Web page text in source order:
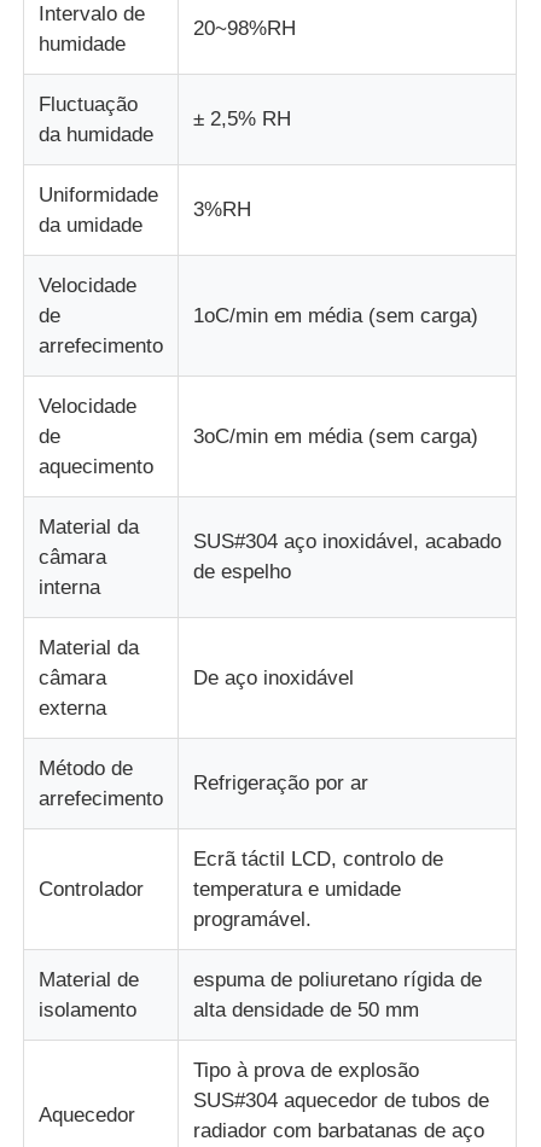
Intervalo de
humidade
20~98%RH
Fluctuação
da humidade
± 2,5% RH
Uniformidade
da umidade
3%RH
Velocidade
de
arrefecimento
1oC/min em média (sem carga)
Velocidade
de
aquecimento
3oC/min em média (sem carga)
Material da
câmara
interna
SUS#304 aço inoxidável, acabado
de espelho
Material da
câmara
externa
De aço inoxidável
Método de
arrefecimento
Refrigeração por ar
Controlador
Ecrã táctil LCD, controlo de
temperatura e umidade
programável.
Material de
isolamento
espuma de poliuretano rígida de
alta densidade de 50 mm
Aquecedor
Tipo à prova de explosão
SUS#304 aquecedor de tubos de
radiador com barbatanas de aço